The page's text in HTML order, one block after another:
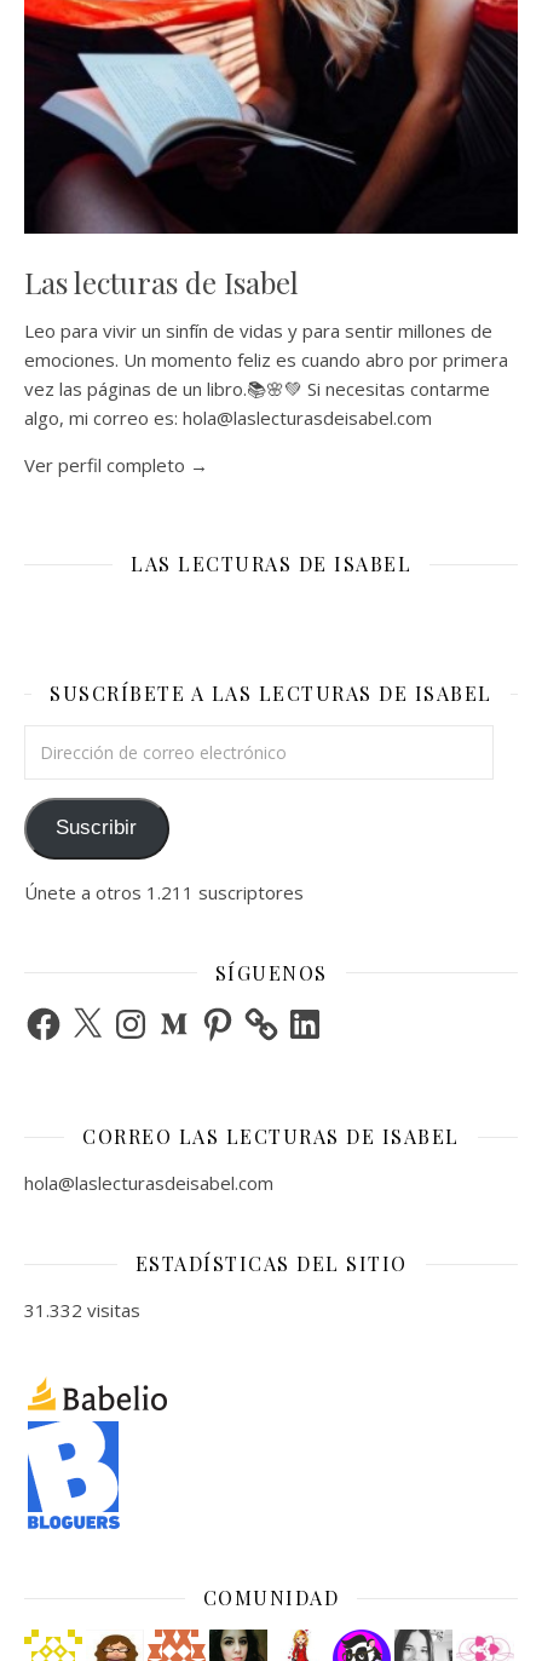
Las lecturas de Isabel
Leo para vivir un sinfín de vidas y para sentir millones de
emociones. Un momento feliz es cuando abro por primera
vez las páginas de un libro.📚🌸💚 Si necesitas contarme
algo, mi correo es: hola@laslecturasdeisabel.com
Ver perfil completo →
LAS LECTURAS DE ISABEL
SUSCRÍBETE A LAS LECTURAS DE ISABEL
Suscribir
Únete a otros 1.211 suscriptores
SÍGUENOS
Facebook
X InstagramMediumPinterest LinkedIn
CORREO LAS LECTURAS DE ISABEL
hola@laslecturasdeisabel.com
ESTADÍSTICAS DEL SITIO
31.332 visitas
COMUNIDAD